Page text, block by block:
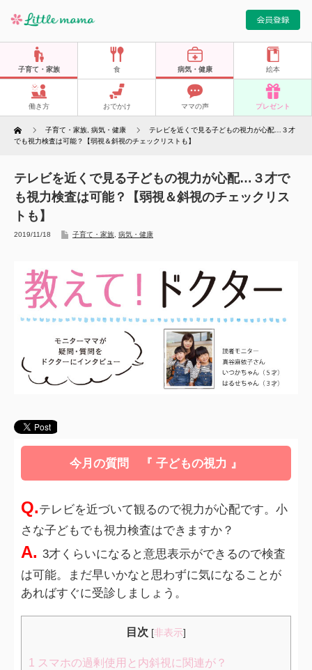
子育て・家族 食 病気・健康 絵本
働き方 おでかけ ママの声 プレゼント
Home 子育て・家族 病気・健康
テレビを近くで見る子どもの視力が心配…３才
でも視力検査は可能？【弱視＆斜視のチェックリストも】
テレビを近くで見る子どもの視力が心配…３才で
も視力検査は可能？【弱視＆斜視のチェックリス
トも】
2019/11/18 子育て・家族 病気・健康
今月の質問 『 子どもの視力 』
Q.テレビを近づいて観るので視力が心配です。小
さな子どもでも視力検査はできますか？
A. 3才くらいになると意思表示ができるので検査
は可能。まだ早いかなと思わずに気になることが
あればすぐに受診しましょう。
目次 [非表示]
1
スマホの過剰使用と内斜視に関連が？